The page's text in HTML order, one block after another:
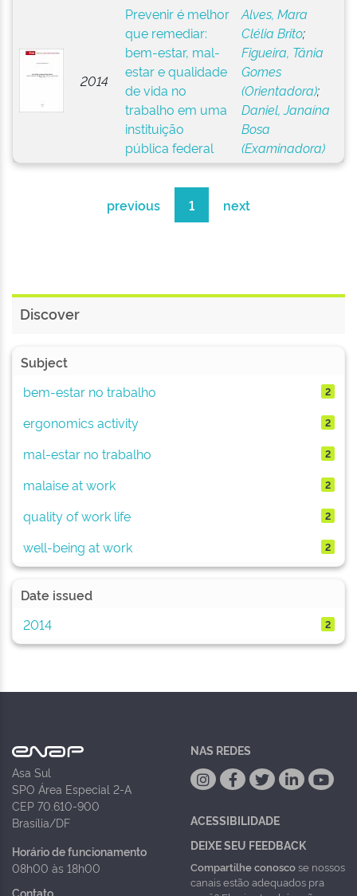
2014
Prevenir é melhor
que remediar:
bem-estar, mal-
estar e qualidade
de vida no
trabalho em uma
instituição
pública federal
Alves, Mara
Clélia Brito;
Figueira, Tânia
Gomes
(Orientadora);
Daniel, Janaína
Bosa
(Examinadora)
previous 1 next
Discover
Subject
bem-estar no trabalho
2
ergonomics activity 2
mal-estar no trabalho 2
malaise at work 2
quality of work life 2
well-being at work 2
Date issued
2014
2
Asa Sul
SPO Área Especial 2-A
CEP 70.610-900
Brasília/DF
Horário de funcionamento
08h00 às 18h00
Contato
NAS REDES
ACESSIBILIDADE
DEIXE SEU FEEDBACK
Compartilhe conoscose nossos
canais estão adequados pra